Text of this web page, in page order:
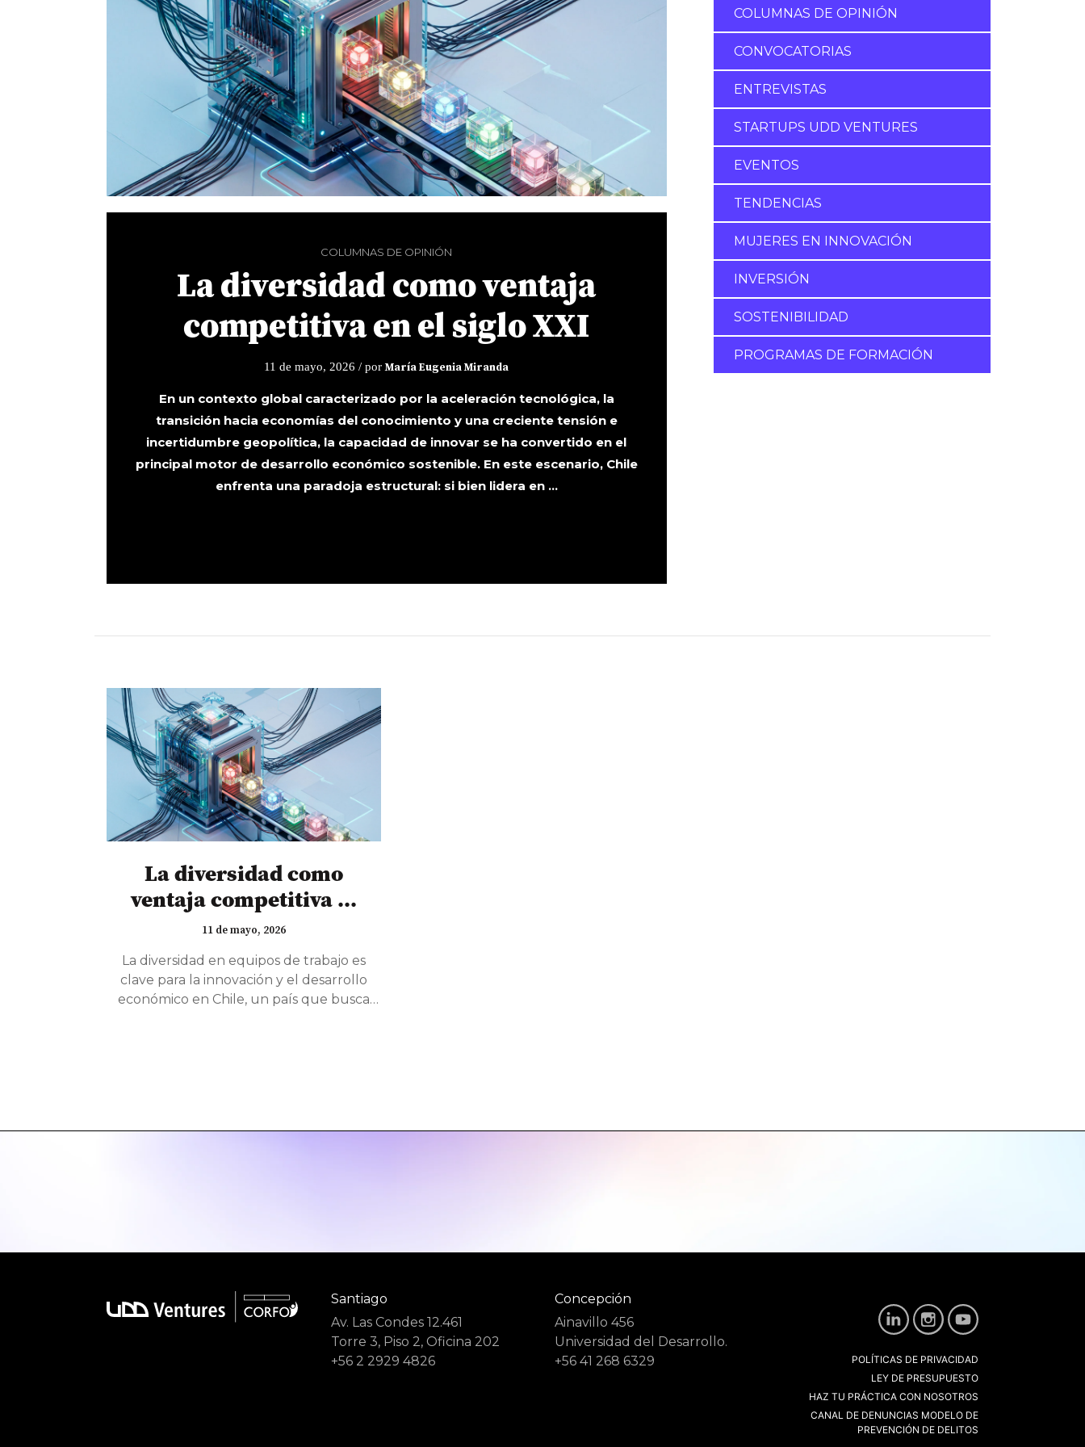
COLUMNAS DE OPINIÓN
La diversidad como ventaja
competitiva en el siglo XXI
11 de mayo, 2026 / porMaría Eugenia Miranda
En un contexto global caracterizado por la aceleración tecnológica, la
transición hacia economías del conocimiento y una creciente tensión e
incertidumbre geopolítica, la capacidad de innovar se ha convertido en el
principal motor de desarrollo económico sostenible. En este escenario, Chile
enfrenta una paradoja estructural: si bien lidera en ...
COLUMNAS DE OPINIÓN
CONVOCATORIAS
ENTREVISTAS
STARTUPS UDD VENTURES
EVENTOS
TENDENCIAS
MUJERES EN INNOVACIÓN
INVERSIÓN
SOSTENIBILIDAD
PROGRAMAS DE FORMACIÓN
La diversidad como
ventaja competitiva ...
11 de mayo, 2026
La diversidad en equipos de trabajo es
clave para la innovación y el desarrollo
económico en Chile, un país que busca
Santiago
Av. Las Condes 12.461
Torre 3, Piso 2, Oficina 202
+56 2 2929 4826
Concepción
Ainavillo 456
Universidad del Desarrollo.
+56 41 268 6329
POLÍTICAS DE PRIVACIDAD
LEY DE PRESUPUESTO
HAZ TU PRÁCTICA CON NOSOTROS
CANAL DE DENUNCIAS MODELO DE
PREVENCIÓN DE DELITOS